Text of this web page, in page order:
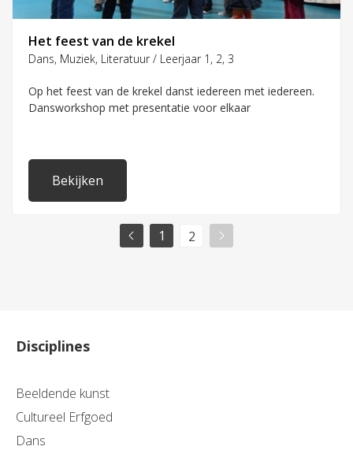
Het feest van de krekel
Dans, Muziek, Literatuur / Leerjaar 1, 2, 3
Op het feest van de krekel danst iedereen met iedereen.
Dansworkshop met presentatie voor elkaar
Bekijken
1 2
Disciplines
Beeldende kunst
Cultureel Erfgoed
Dans